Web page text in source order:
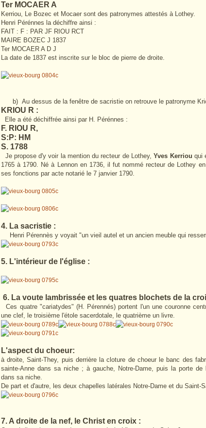
Ter MOCAER A
Kerriou, Le Bozec et Mocaer sont des patronymes attestés à Lothey.
Henri Pérénnes la déchiffre ainsi :
FAIT : F : PAR JF RIOU RCT
MAIRE BOZEC J 1837
Ter MOCAER A D J
La date de 1837 est inscrite sur le bloc de pierre de droite.
b) Au dessus de la fenêtre de sacristie on retrouve le patronyme
KRIOU R :
Elle a été déchiffrée ainsi par H. Pérénnes :
F. RIOU R,
S:P: HM
S. 1788
Je propose d'y voir la mention du recteur de Lothey,Yves Kerriou qui
1765 à 1790. Né à Lennon en 1736, il fut nommé recteur de Lothey
ses fonctions par acte notarié le 7 janvier 1790.
4. La sacristie :
Henri Pérennès y voyait "un vieil autel et un ancien meuble qui
5. L'intérieur de l'église :
6. La voute lambrissée et les quatres blochets de la
Ces quatre "cariatydes" (H. Pérennés) portent l'un une couronne
une clef, le troisième l'étole sacerdotale, le quatrième un livre.
L'aspect du choeur:
à droite, Saint-They, puis derrière la cloture de choeur le banc des
sainte-Anne dans sa niche ; à gauche, Notre-Dame, puis la porte
dans sa niche.
De part et d'autre, les deux chapelles latérales Notre-Dame et du Saint-
7. A droite de la nef, le Christ en croix :